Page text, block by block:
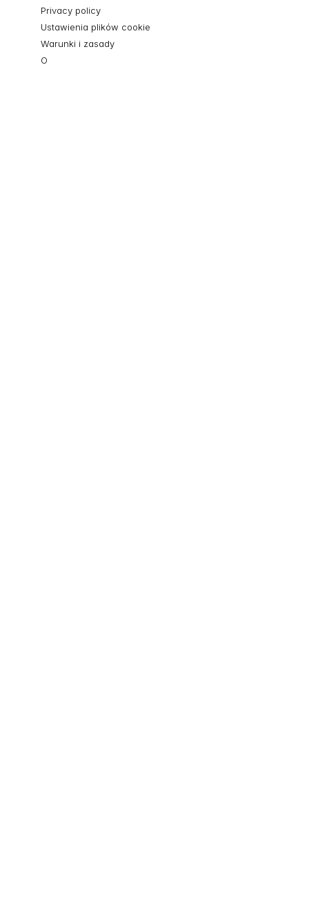
Privacy policy
Ustawienia plików cookie
Warunki i zasady
O